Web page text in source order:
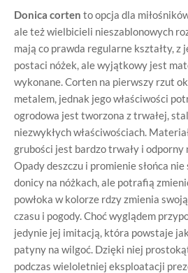
Donica corten to opcja dla
ale też wielbicieli nieszablonowych
mają co prawda regularne kształty, z
postaci nóżek, ale wyjątkowy jest
wykonane. Corten na pierwszy rzut
metalem, jednak jego właściwości
ogrodowa jest tworzona z trwałej,
niezwykłych właściwościach.
grubości jest bardzo trwały i odporny
Opady deszczu i promienie słońca
donicy na nóżkach, ale potrafią
powłoka w kolorze rdzy zmienia
czasu i pogody. Choć wyglądem
jedynie jej imitacją, która powstaje
patyny na wilgoć. Dzięki niej
podczas wieloletniej eksploatacji